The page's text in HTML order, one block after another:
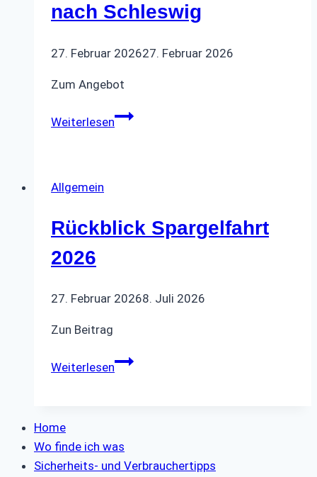
nach Schleswig
27. Februar 202627. Februar 2026
Zum Angebot
WeiterlesenMehrtagesfahrt
Allgemein
Rückblick Spargelfahrt
2026
27. Februar 20268. Juli 2026
Zun Beitrag
WeiterlesenRückblick
Home
Wo finde ich was
Sicherheits- und Verbrauchertipps